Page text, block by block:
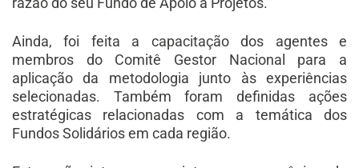
Ainda, foi feita a capacitação dos agentes e
membros do Comitê Gestor Nacional para a
aplicação da metodologia junto às experiências
selecionadas. Também foram definidas ações
estratégicas relacionadas com a temática dos
Fundos Solidários em cada região.